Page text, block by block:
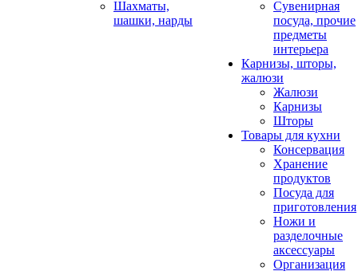
Шахматы,
шашки, нарды
Сувенирная
посуда, прочие
предметы
интерьера
Карнизы, шторы,
жалюзи
Жалюзи
Карнизы
Шторы
Товары для кухни
Консервация
Хранение
продуктов
Посуда для
приготовления
Ножи и
разделочные
аксессуары
Организация